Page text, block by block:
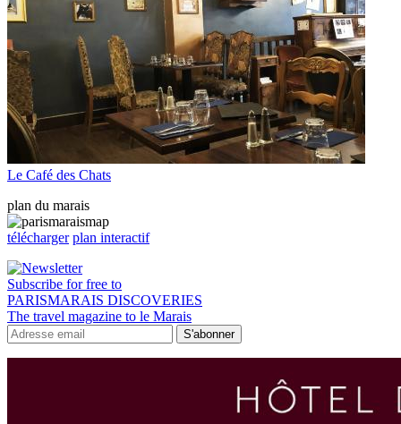
Le Café des Chats
plan du marais
télécharger plan interactif
Subscribe for free to
PARISMARAIS DISCOVERIES
The travel magazine to le Marais